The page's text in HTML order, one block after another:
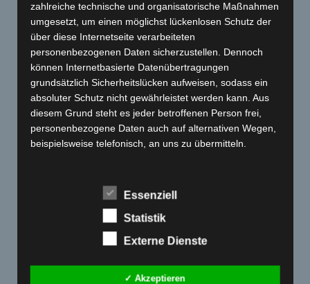
Restauration
XT500,Yamaha.
ist deaktiviert.
✓ Erlauben
zahlreiche technische und organisatorische Maßnahmen
umgesetzt, um einen möglichst lückenlosen Schutz der
über diese Internetseite verarbeiteten
personenbezogenen Daten sicherzustellen. Dennoch
können Internetbasierte Datenübertragungen
grundsätzlich Sicherheitslücken aufweisen, sodass ein
absoluter Schutz nicht gewährleistet werden kann. Aus
diesem Grund steht es jeder betroffenen Person frei,
personenbezogene Daten auch auf alternativen Wegen,
beispielsweise telefonisch, an uns zu übermitteln.
Die Datenschutzerklärung beruht auf den
Begrifflichkeiten, die durch den Europäischen Richtlinien-
und Verordnungsgeber beim Erlass der Datenschutz-
Grundverordnung (DS-GVO) verwendet wurden. Unsere
Datenschutzerklärung soll sowohl für die Öffentlichkeit
als auch für unsere Kunden und Geschäftspartner
Essenziell
Statistik
Externe Dienste
✓ Akzeptieren